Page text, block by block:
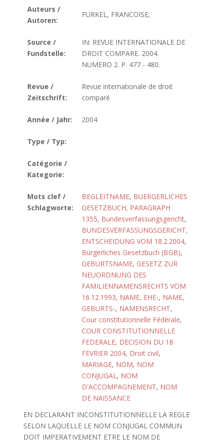
Auteurs /
Autoren:
FURKEL, FRANCOISE;
Source /
Fundstelle:
IN: REVUE INTERNATIONALE DE
DROIT COMPARE. 2004.
NUMERO 2. P. 477 - 480.
Revue /
Zeitschrift:
Revue internationale de droit
comparé
Année / Jahr: 2004
Type / Typ:
Catégorie /
Kategorie:
Mots clef /
Schlagworte:
BEGLEITNAME, BUERGERLICHES
GESETZBUCH, PARAGRAPH
1355, Bundesverfassungsgericht,
BUNDESVERFASSUNGSGERICHT,
ENTSCHEIDUNG VOM 18.2.2004,
Bürgerliches Gesetzbuch (BGB),
GEBURTSNAME, GESETZ ZUR
NEUORDNUNG DES
FAMILIENNAMENSRECHTS VOM
16.12.1993, NAME, EHE-, NAME,
GEBURTS-, NAMENSRECHT,
Cour constitutionnelle Fédérale,
COUR CONSTITUTIONNELLE
FEDERALE, DECISION DU 18
FEVRIER 2004, Droit civil,
MARIAGE, NOM, NOM
CONJUGAL, NOM
D'ACCOMPAGNEMENT, NOM
DE NAISSANCE
EN DECLARANT INCONSTITUTIONNELLE LA REGLE
SELON LAQUELLE LE NOM CONJUGAL COMMUN
DOIT IMPERATIVEMENT ETRE LE NOM DE